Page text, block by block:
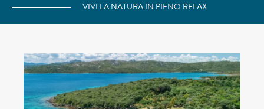
VIVI LA NATURA IN PIENO RELAX